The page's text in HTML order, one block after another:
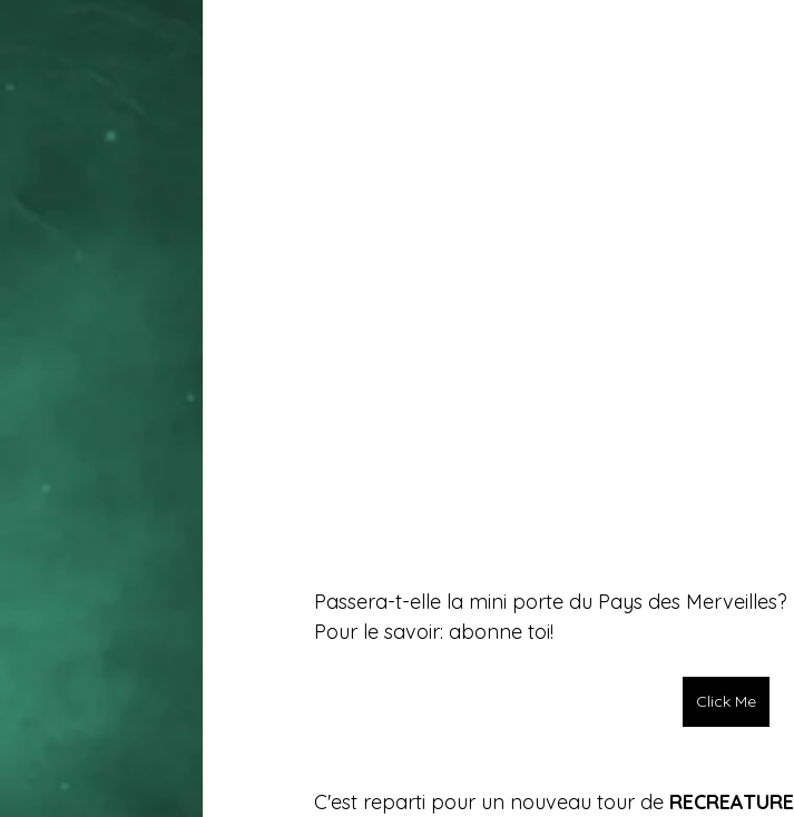
Passera-t-elle la mini porte du Pays des Merveilles?
Pour le savoir: abonne toi!
Click Me
C'est reparti pour un nouveau tour de RECREATURE